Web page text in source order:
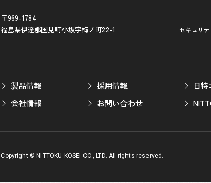
〒969-1784
福島県伊達郡国見町小坂字梅ノ町22-1
セキュリ
製品情報
会社情報
採用情報
日
お問い合わせ
Copyright © NITTOKU KOSEI CO., LTD. All rights reserved.